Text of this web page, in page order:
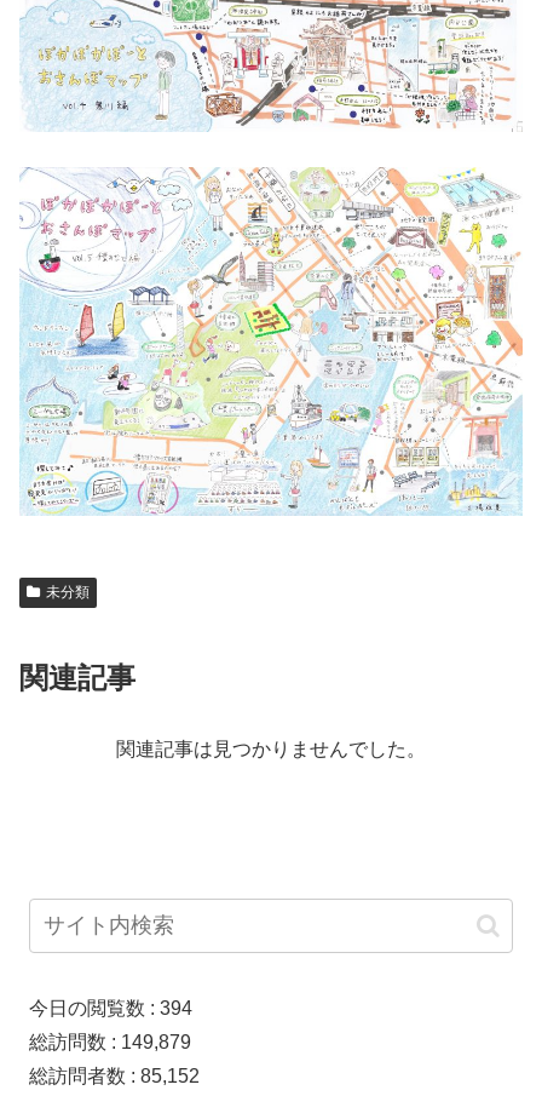
未分類
関連記事
関連記事は見つかりませんでした。
今日の閲覧数 : 394
総訪問数 : 149,879
総訪問者数 : 85,152